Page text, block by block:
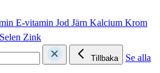
E-vitamin Jod Järn Kalcium Krom
Selen Zink
Tillbaka
Se alla